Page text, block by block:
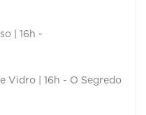
| 16h -
Vidro | 16h - O Segredo